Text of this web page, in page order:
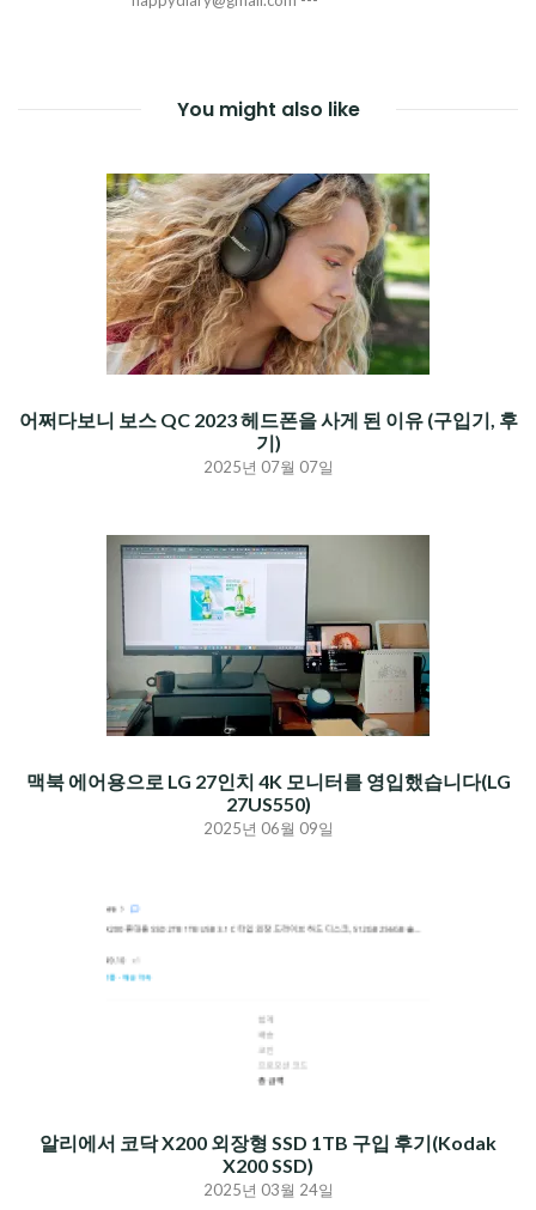
You might also like
어쩌다보니 보스 QC 2023 헤드폰을 사게 된 이유 (구입기, 후
기)
2025년 07월 07일
맥북 에어용으로 LG 27인치 4K 모니터를 영입했습니다(LG
27US550)
2025년 06월 09일
알리에서 코닥 X200 외장형 SSD 1TB 구입 후기(Kodak
X200 SSD)
2025년 03월 24일